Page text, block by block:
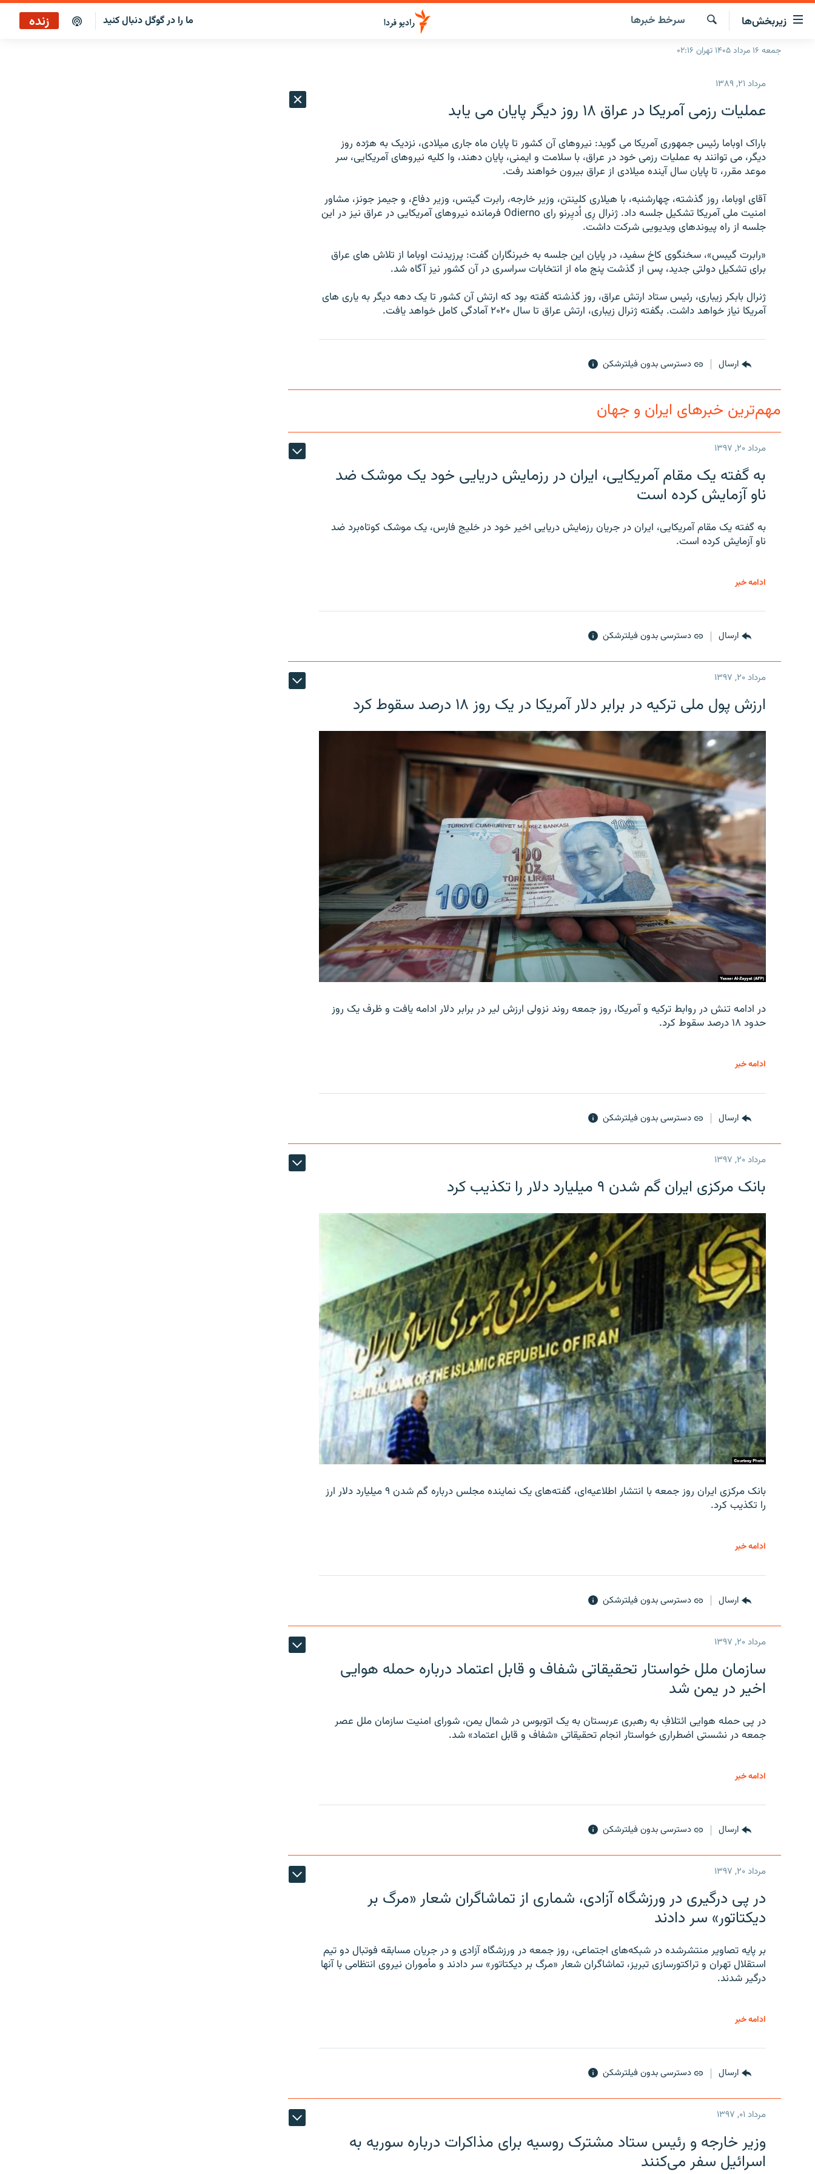
لینک‌های
قابلیت
دسترسی
زیربخش‌ها
صفحه اصلی
انتخاب کنید و بشنوید
برنامه‌های رادیویی
چندرسانه‌ای
گزارش‌های ویدئویی
جستجو
سرخط‌ خبرها ما را در گوگل دنبال کنید زنده
جمعه ۱۶ مرداد ۱۴۰۵ تهران ۰۲:۱۶
مرداد ۲۱, ۱۳۸۹
عملیات رزمی آمریکا در عراق ۱۸ روز دیگر پایان می یابد
باراک اوباما رئیس جمهوری آمریکا می گوید: نیروهای آن کشور تا پایان ماه جاری میلادی، نزدیک به هژده روز
دیگر، می توانند به عملیات رزمی خود در عراق، با سلامت و ایمنی، پایان دهند، وا کلیه نیروهای آمریکایی، سر
موعد مقرر، تا پایان سال آینده میلادی از عراق بیرون خواهند رفت.
آقای اوباما، روز گذشته، چهارشنبه، با هیلاری کلینتن، وزیر خارجه، رابرت گیتس، وزیر دفاع، و جیمز جونز، مشاور
امنیت ملی آمریکا تشکیل جلسه داد. ژنرال رِی اُدیِرنو راى Odierno فرمانده نیروهای آمریکایی در عراق نیز در این
جلسه از راه پیوندهای ویدیویی شرکت داشت.
«رابرت گیبس»، سخنگوی کاخ سفید، در پایان این جلسه به خبرنگاران گفت: پرزیدنت اوباما از تلاش های عراق
برای تشکیل دولتی جدید، پس از گذشت پنج ماه از انتخابات سراسری در آن کشور نیز آگاه شد.
ژنرال بابکر زیباری، رئیس ستاد ارتش عراق، روز گذشته گفته بود که ارتش آن کشور تا یک دهه دیگر به یاری های
آمریکا نیاز خواهد داشت. بگفته ژنرال زیباری، ارتش عراق تا سال ۲۰۲۰ آمادگی کامل خواهد یافت.
ارسال دسترسی بدون فیلترشکن
مهم‌ترین خبرهای ایران و جهان
مرداد ۲۰, ۱۳۹۷
به گفته یک مقام آمریکایی، ایران در رزمایش دریایی خود یک موشک ضد
ناو آزمایش کرده است
به گفته یک مقام آمریکایی، ایران در جریان رزمایش دریایی اخیر خود در خلیج فارس، یک موشک کوتاه‌برد ضد
ناو آزمایش کرده است.
ادامه خبر
ارسال دسترسی بدون فیلترشکن
مرداد ۲۰, ۱۳۹۷
ارزش پول ملی ترکیه در برابر دلار آمریکا در یک روز ۱۸ درصد سقوط کرد
در ادامه تنش در روابط ترکیه و آمریکا، روز جمعه روند نزولی ارزش لیر در برابر دلار ادامه یافت و ظرف یک روز
حدود ۱۸ درصد سقوط کرد.
ادامه خبر
ارسال دسترسی بدون فیلترشکن
مرداد ۲۰, ۱۳۹۷
بانک مرکزی ایران گم شدن ۹ میلیارد دلار را تکذیب کرد
بانک مرکزی ایران روز جمعه با انتشار اطلاعیه‌ای، گفته‌های یک نماینده مجلس درباره گم شدن ۹ میلیارد دلار ارز
را تکذیب کرد.
ادامه خبر
ارسال دسترسی بدون فیلترشکن
مرداد ۲۰, ۱۳۹۷
سازمان ملل خواستار تحقیقاتی شفاف و قابل اعتماد درباره حمله هوایی
اخیر در یمن شد
در پی حمله هوایی ائتلافِ به رهبری عربستان به یک اتوبوس در شمال یمن، شورای امنیت سازمان ملل عصر
جمعه در نشستی اضطراری خواستار انجام تحقیقاتی «شفاف و قابل اعتماد» شد.
ادامه خبر
ارسال دسترسی بدون فیلترشکن
مرداد ۲۰, ۱۳۹۷
در پی درگیری در ورزشگاه آزادی، شماری از تماشاگران شعار «مرگ بر
دیکتاتور» سر دادند
بر پایه تصاویر منتشرشده در شبکه‌های اجتماعی، روز جمعه در ورزشگاه آزادی و در جریان مسابقه فوتبال دو تیم
استقلال تهران و تراکتورسازی تبریز، تماشاگران شعار «مرگ بر دیکتاتور» سر دادند و مأموران نیروی انتظامی با آنها
درگیر شدند.
ادامه خبر
ارسال دسترسی بدون فیلترشکن
مرداد ۰۱, ۱۳۹۷
وزیر خارجه و رئیس‌ ستاد مشترک روسیه برای مذاکرات درباره سوریه به
اسرائیل سفر می‌کنند